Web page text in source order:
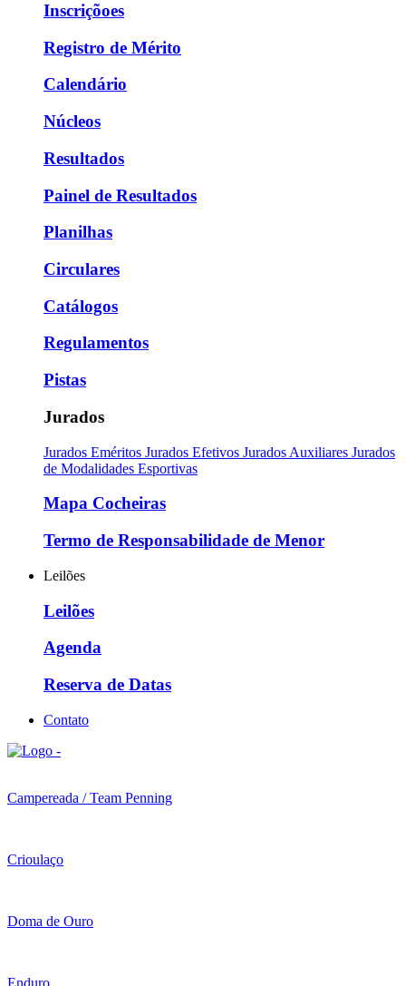
Inscriçõoes
Registro de Mérito
Calendário
Núcleos
Resultados
Painel de Resultados
Planilhas
Circulares
Catálogos
Regulamentos
Pistas
Jurados
Jurados Eméritos Jurados Efetivos Jurados Auxiliares Jurados
de Modalidades Esportivas
Mapa Cocheiras
Termo de Responsabilidade de Menor
Leilões
Leilões
Agenda
Reserva de Datas
Contato
Campereada / Team Penning
Crioulaço
Doma de Ouro
Enduro